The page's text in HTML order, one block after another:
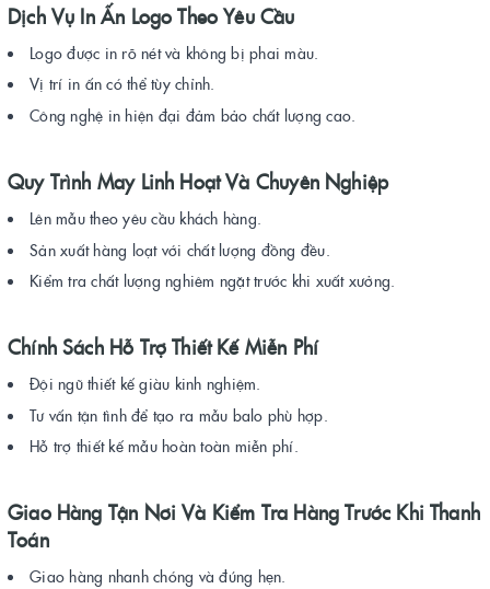
Dịch Vụ In Ấn Logo Theo Yêu Cầu
Logo được in rõ nét và không bị phai màu.
Vị trí in ấn có thể tùy chỉnh.
Công nghệ in hiện đại đảm bảo chất lượng cao.
Quy Trình May Linh Hoạt Và Chuyên Nghiệp
Lên mẫu theo yêu cầu khách hàng.
Sản xuất hàng loạt với chất lượng đồng đều.
Kiểm tra chất lượng nghiêm ngặt trước khi xuất xưởng.
Chính Sách Hỗ Trợ Thiết Kế Miễn Phí
Đội ngũ thiết kế giàu kinh nghiệm.
Tư vấn tận tình để tạo ra mẫu balo phù hợp.
Hỗ trợ thiết kế mẫu hoàn toàn miễn phí.
Giao Hàng Tận Nơi Và Kiểm Tra Hàng Trước Khi Thanh
Toán
Giao hàng nhanh chóng và đúng hẹn.